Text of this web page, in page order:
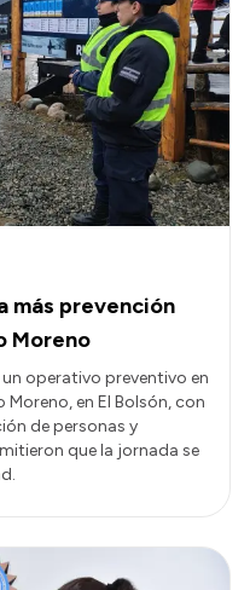
más prevención
Moreno
operativo preventivo en
en El Bolsón, con
de personas y
que la jornada se